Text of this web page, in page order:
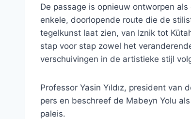
De passage is opnieuw ontworpen
enkele, doorlopende route die de
tegelkunst laat zien, van Iznik tot
stap voor stap zowel het
verschuivingen in de artistieke stijl
Professor Yasin Yıldız, president
pers en beschreef de Mabeyn Yolu
paleis.